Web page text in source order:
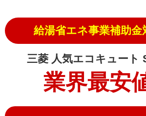
給湯省エネ事業補助金
三菱 人気エコキュート
業界最安